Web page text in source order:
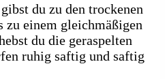
du zu den trockenen
zu einem gleichmäßigen
du die geraspelten
ruhig saftig und saftig